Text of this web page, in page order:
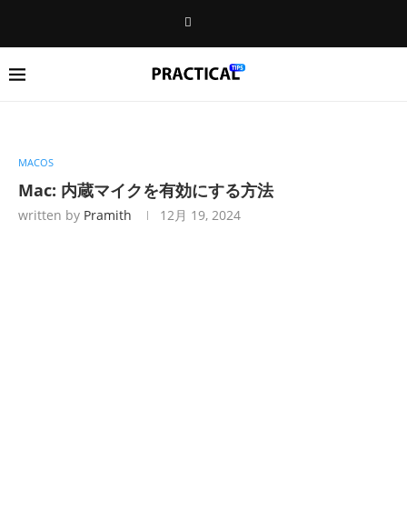
MACOS
Mac: 内蔵マイクを有効にする方法
written by Pramith 12月 19, 2024